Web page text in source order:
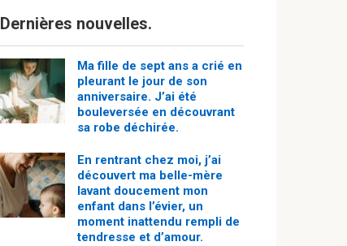
Dernières nouvelles.
Ma fille de sept ans a crié en
pleurant le jour de son
anniversaire. J’ai été
bouleversée en découvrant
sa robe déchirée.
En rentrant chez moi, j’ai
découvert ma belle-mère
lavant doucement mon
enfant dans l’évier, un
moment inattendu rempli de
tendresse et d’amour.